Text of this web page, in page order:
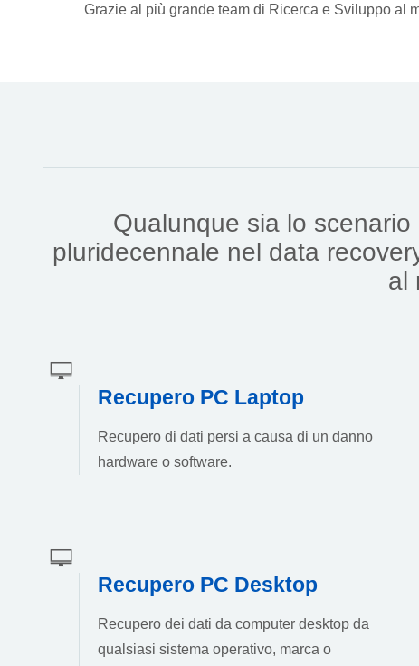
Grazie al più grande team di Ricerca e Sviluppo al
Qualunque sia lo
pluridecennale nel data
al
Recupero PC Laptop
Recupero di dati persi a causa di un danno
hardware o software.
Recupero PC Desktop
Recupero dei dati da computer desktop da
qualsiasi sistema operativo, marca o